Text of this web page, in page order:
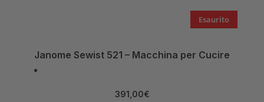
Esaurito
Janome Sewist 521 – Macchina per Cucire
391,00€